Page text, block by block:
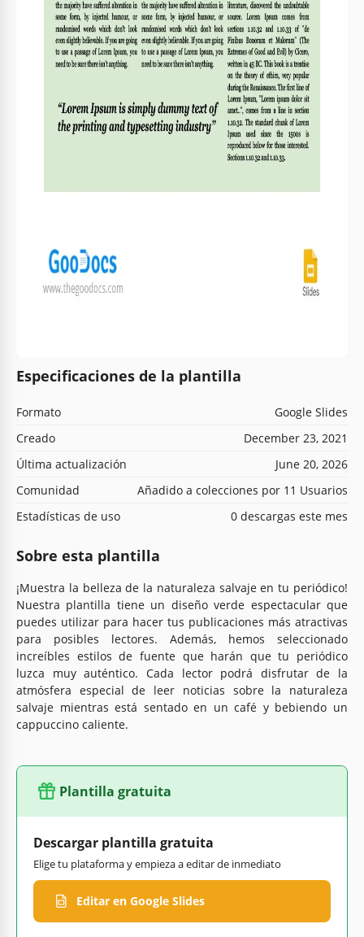
Especificaciones de la plantilla
Formato
Google Slides
Creado
December 23, 2021
Última actualización
June 20, 2026
Comunidad
Añadido a colecciones por 11 Usuarios
Estadísticas de uso
0 descargas este mes
Sobre esta plantilla
¡Muestra la belleza de la naturaleza salvaje en tu periódico!
Nuestra plantilla tiene un diseño verde espectacular que
puedes utilizar para hacer tus publicaciones más atractivas
para posibles lectores. Además, hemos seleccionado
increíbles estilos de fuente que harán que tu periódico
luzca muy auténtico. Cada lector podrá disfrutar de la
atmósfera especial de leer noticias sobre la naturaleza
salvaje mientras está sentado en un café y bebiendo un
cappuccino caliente.
Plantilla gratuita
Descargar plantilla gratuita
Elige tu plataforma y empieza a editar de inmediato
Editar en Google Slides